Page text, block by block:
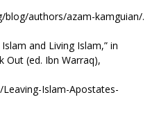
authors/azam-kamguian/.
and Living Islam,” in
Out (ed. Ibn Warraq),
Islam-Apostates-